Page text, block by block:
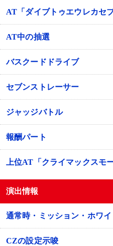
AT「ダイブトゥエウレカセブ
AT中の抽選
バスクードドライブ
セブンストレーサー
ジャッジバトル
報酬パート
上位AT「クライマックスモー
演出情報
通常時・ミッション・ホワ
CZの設定示唆